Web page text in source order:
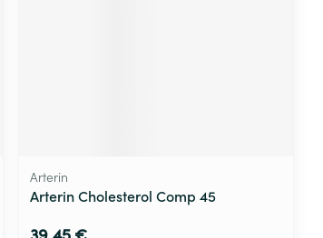
Arterin
Arterin Cholesterol Comp 45